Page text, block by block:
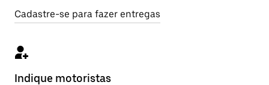
Cadastre-se para fazer entregas
Indique motoristas